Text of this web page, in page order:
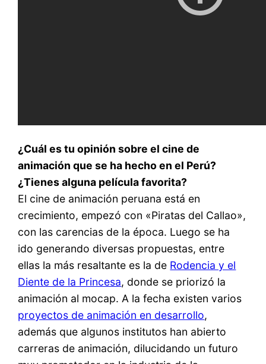
¿Cuál es tu opinión sobre el cine de
animación que se ha hecho en el Perú?
¿Tienes alguna película favorita?
El cine de animación peruana está en
crecimiento, empezó con «Piratas del Callao»,
con las carencias de la época. Luego se ha
ido generando diversas propuestas, entre
ellas la más resaltante es la de Rodencia y el
Diente de la Princesa, donde se priorizó la
animación al mocap. A la fecha existen varios
proyectos de animación en desarrollo,
además que algunos institutos han abierto
carreras de animación, dilucidando un futuro